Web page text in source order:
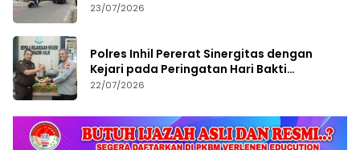
23/07/2026
Polres Inhil Pererat Sinergitas dengan
Kejari pada Peringatan Hari Bakti
Adhyaksa ke-66
22/07/2026